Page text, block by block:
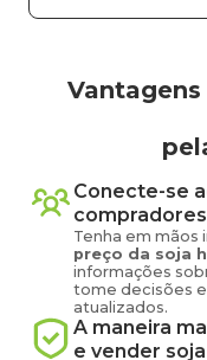
Conecte-se
Tenha em mãos
preço da soja
informações
tome decisões
atualizados.
A maneira
e vender soja